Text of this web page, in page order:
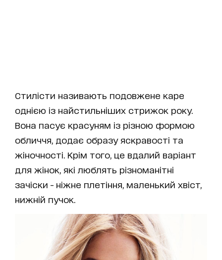
Стилісти називають подовжене каре
однією із найстильніших стрижок року.
Вона пасує красуням із різною формою
обличчя, додає образу яскравості та
жіночності. Крім того, це вдалий варіант
для жінок, які люблять різноманітні
зачіски - ніжне плетіння, маленький хвіст,
нижній пучок.